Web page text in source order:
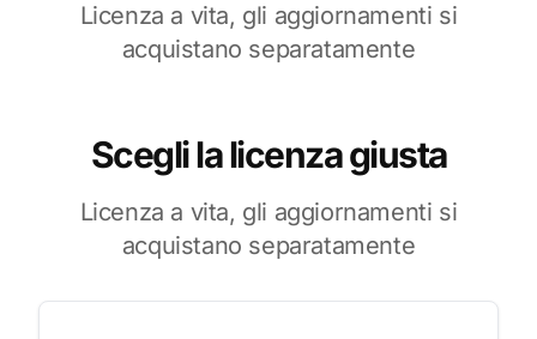
Licenza a vita, gli aggiornamenti si
acquistano separatamente
Scegli la licenza giusta
Licenza a vita, gli aggiornamenti si
acquistano separatamente